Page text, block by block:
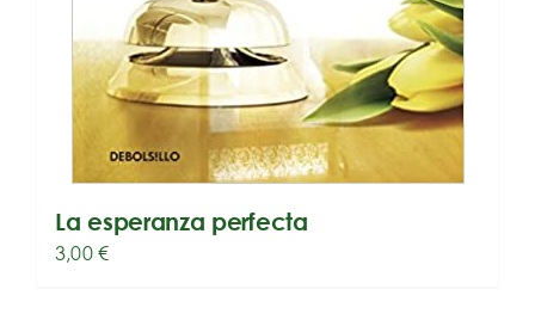
La esperanza perfecta
3,00€